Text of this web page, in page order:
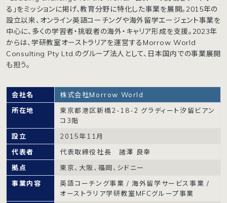
る」をミッションに掲げ、教育分野に特化した事業を展開。2015年の
設立以来、オンライン英語コーチングや海外留学エージェント事業を
中心に、多くの学習者・挑戦者の海外・キャリア形成を支援。2023年
からは、学研教室オーストラリアを運営するMorrow World
Consulting Pty Ltd.のグループ法人として、日本国内での事業展開
も担う。
会社名
株式会社Morrow World
所在地
東京都港区新橋2-18-2 グラディート汐留ビアン
コ3階
設立
2015年11月
代表者
代表取締役社長 諸澤 良幸
拠点
東京、大阪、福岡、シドニー
事業内容
英語コーチング事業 / 海外留学サービス事業 /
オーストラリア学研教室MFCグループ事業